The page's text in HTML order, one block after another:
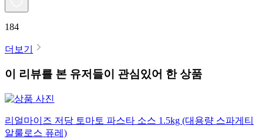
184
더보기
이 리뷰를 본 유저들이 관심있어 한 상품
리얼마이즈 저당 토마토 파스타 소스 1.5kg (대용량 스파게티
알룰로스 퓨레)